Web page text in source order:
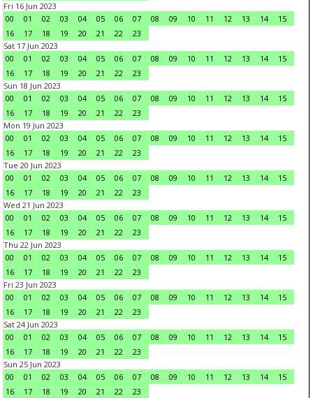
Fri 16 Jun 2023
00
01 02 03 04 05 06 07 08 09 10 11 12 13 14
15
16
17 18 19 20 21 22
23
Sat 17 Jun 2023
00
01 02 03 04 05 06 07 08 09 10 11 12 13 14
15
16
17 18 19 20 21 22
23
Sun 18 Jun 2023
00
01 02 03 04 05 06 07 08 09 10 11 12 13 14
15
16
17 18 19 20 21 22
23
Mon 19 Jun 2023
00
01 02 03 04 05 06 07 08 09 10 11 12 13 14
15
16
17 18 19 20 21 22
23
Tue 20 Jun 2023
00
01 02 03 04 05 06 07 08 09 10 11 12 13 14
15
16
17 18 19 20 21 22
23
Wed 21 Jun 2023
00
01 02 03 04 05 06 07 08 09 10 11 12 13 14
15
16
17 18 19 20 21 22
23
Thu 22 Jun 2023
00
01 02 03 04 05 06 07 08 09 10 11 12 13 14
15
16
17 18 19 20 21 22
23
Fri 23 Jun 2023
00
01 02 03 04 05 06 07 08 09 10 11 12 13 14
15
16
17 18 19 20 21 22
23
Sat 24 Jun 2023
00
01 02 03 04 05 06 07 08 09 10 11 12 13 14
15
16
17 18 19 20 21 22
23
Sun 25 Jun 2023
00
01 02 03 04 05 06 07 08 09 10 11 12 13 14
15
16
17 18 19 20 21 22
23